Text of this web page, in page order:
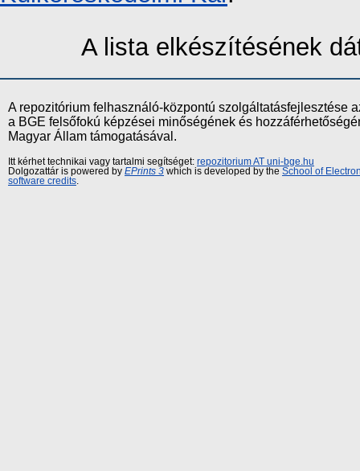
A lista elkészítésének
A repozitórium felhasználó-központú szolgáltatásfejlesztése
a BGE felsőfokú képzései minőségének és
Magyar Állam támogatásával.
Itt kérhet technikai vagy tartalmi segítséget: repozitorium AT uni-bge.hu
Dolgozattár is powered by EPrints 3 which is developed by the School of
software credits